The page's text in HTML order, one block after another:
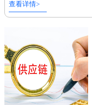
查看详情>